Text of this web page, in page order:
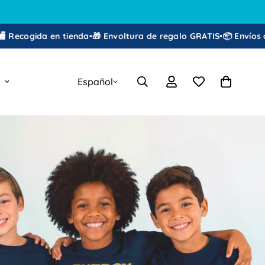
de regalo GRATIS •📦 Envíos a PR y USA•🕒 Horario:
Español